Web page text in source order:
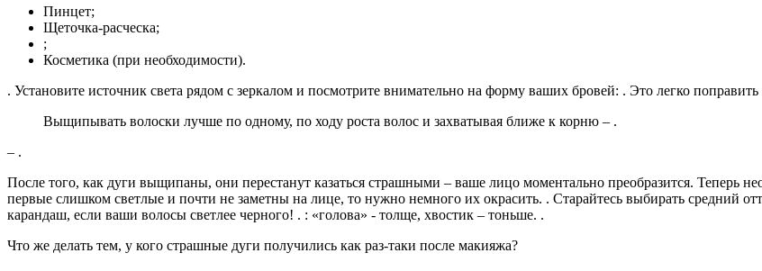
Пинцет;
Щеточка-расческа;
;
Косметика (при необходимости).
. Установите источник света рядом с зеркалом и посмотрите внимательно на форму ваших бровей: . Это легко
Выщипывать волоски лучше по одному, по ходу роста волос и захватывая ближе к корню – .
– .
После того, как дуги выщипаны, они перестанут казаться страшными – ваше лицо моментально преобразится. Теперь
первые слишком светлые и почти не заметны на лице, то нужно немного их окрасить. . Старайтесь выбирать средний
карандаш, если ваши волосы светлее черного! . : «голова» - толще, хвостик – тоньше. .
Что же делать тем, у кого страшные дуги получились как раз-таки после макияжа?